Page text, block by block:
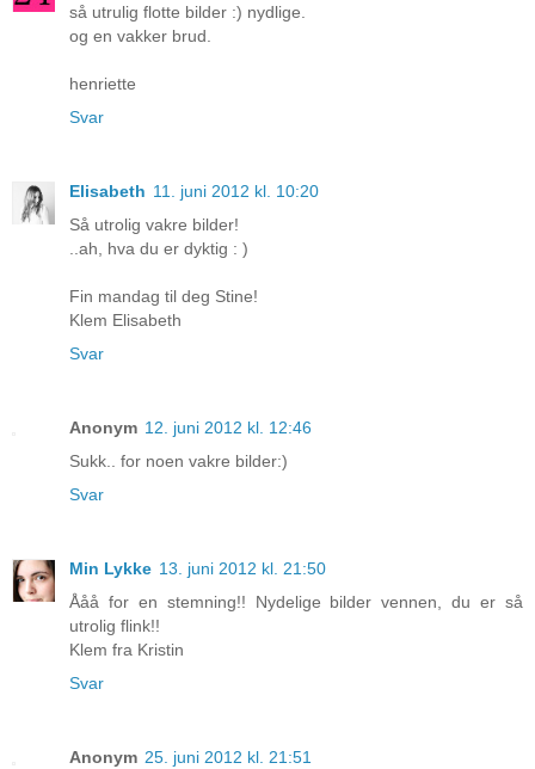
så utrulig flotte bilder :) nydlige.
og en vakker brud.
henriette
Svar
Elisabeth 11. juni 2012 kl. 10:20
Så utrolig vakre bilder!
..ah, hva du er dyktig : )
Fin mandag til deg Stine!
Klem Elisabeth
Svar
Anonym 12. juni 2012 kl. 12:46
Sukk.. for noen vakre bilder:)
Svar
Min Lykke 13. juni 2012 kl. 21:50
Ååå for en stemning!! Nydelige bilder vennen, du er så
utrolig flink!!
Klem fra Kristin
Svar
Anonym 25. juni 2012 kl. 21:51